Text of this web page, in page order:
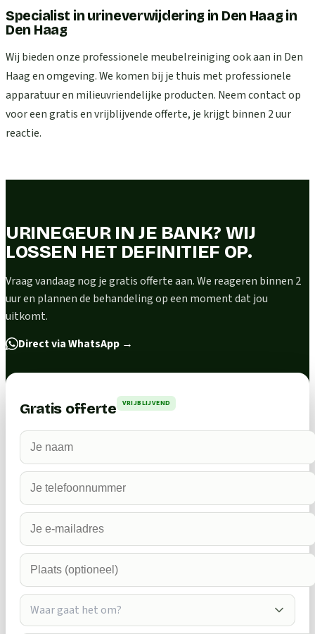
Specialist in urineverwijdering in Den Haagin
Den Haag
Wij bieden onze professionele meubelreiniging ook aan in Den
Haag en omgeving. We komen bij je thuis met professionele
apparatuur en milieuvriendelijke producten. Neem contact op
voor een gratis en vrijblijvende offerte, je krijgt binnen 2 uur
reactie.
URINEGEUR IN JE BANK? WIJ
LOSSEN HET DEFINITIEF OP.
Vraag vandaag nog je gratis offerte aan. We reageren binnen 2
uur en plannen de behandeling op een moment dat jou
uitkomt.
Direct via WhatsApp →
Gratis offerte VRIJBLIJVEND
Waar gaat het om?